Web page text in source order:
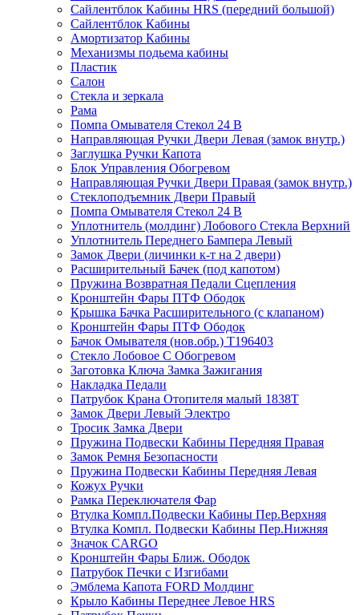
Сайлентблок Кабины HRS (передний большой)
Сайлентблок Кабины
Амортизатор Кабины
Механизмы подьема кабины
Пластик
Салон
Стекла и зеркала
Рама
Помпа Омывателя Стекол 24 В
Направляющая Ручки Двери Левая (замок внутр.)
Заглушка Ручки Капота
Блок Управления Обогревом
Направляющая Ручки Двери Правая (замок внутр.)
Стеклоподъемник Двери Правый
Помпа Омывателя Стекол 24 В
Уплотнитель (молдинг) Лобового Стекла Верхний
Уплотнитель Переднего Бампера Левый
Замок Двери (личинки к-т на 2 двери)
Расширительный Бачек (под капотом)
Пружина Возвратная Педали Сцепления
Кронштейн Фары ПТФ Ободок
Крышка Бачка Расширительного (с клапаном)
Кронштейн Фары ПТФ Ободок
Бачок Омывателя (нов.обр.) T196403
Стекло Лобовое С Обогревом
Заготовка Ключа Замка Зажигания
Накладка Педали
Патрубок Крана Отопителя малый 1838Т
Замок Двери Левый Электро
Тросик Замка Двери
Пружина Подвески Кабины Передняя Правая
Замок Ремня Безопасности
Пружина Подвески Кабины Передняя Левая
Кожух Ручки
Рамка Переключателя Фар
Втулка Компл.Подвески Кабины Пер.Верхняя
Втулка Компл. Подвески Кабины Пер.Нижняя
Значок CARGO
Кронштейн Фары Ближ. Ободок
Патрубок Печки с Изгибами
Эмблема Капота FORD Молдинг
Крыло Кабины Переднее Левое HRS